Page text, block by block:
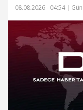
08.08.2026 - 04:54 |